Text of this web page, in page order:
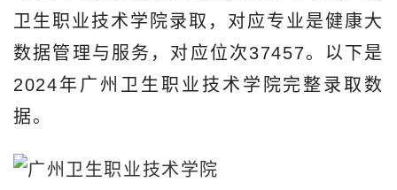
卫生职业技术学院录取，对应专业是健康大
数据管理与服务，对应位次37457。以下是
2024年广州卫生职业技术学院完整录取数
据。